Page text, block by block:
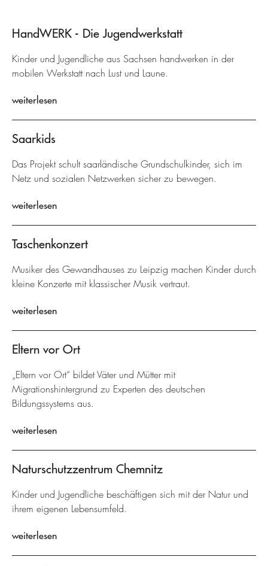
HandWERK - Die Jugendwerkstatt
Kinder und Jugendliche aus Sachsen handwerken in der
mobilen Werkstatt nach Lust und Laune.
weiterlesen
Saarkids
Das Projekt schult saarländische Grundschulkinder, sich im
Netz und sozialen Netzwerken sicher zu bewegen.
weiterlesen
Taschenkonzert
Musiker des Gewandhauses zu Leipzig machen Kinder durch
kleine Konzerte mit klassischer Musik vertraut.
weiterlesen
Eltern vor Ort
„Eltern vor Ort“ bildet Väter und Mütter mit
Migrationshintergrund zu Experten des deutschen
Bildungssystems aus.
weiterlesen
Naturschutzzentrum Chemnitz
Kinder und Jugendliche beschäftigen sich mit der Natur und
ihrem eigenen Lebensumfeld.
weiterlesen